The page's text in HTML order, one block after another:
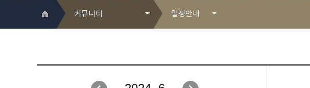
커뮤니티
취업성공지원과
일정안내
자유게시판